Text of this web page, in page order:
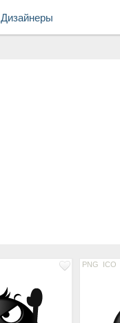
Дизайнеры
PNG ICO